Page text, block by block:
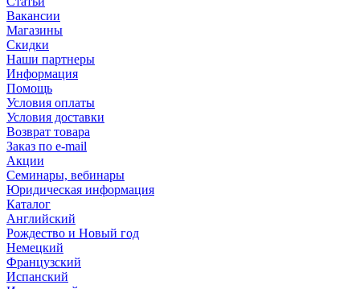
Вакансии
Магазины
Скидки
Наши партнеры
Информация
Помощь
Условия оплаты
Условия доставки
Возврат товара
Заказ по e-mail
Акции
Семинары, вебинары
Юридическая информация
Каталог
Английский
Рождество и Новый год
Немецкий
Французский
Испанский